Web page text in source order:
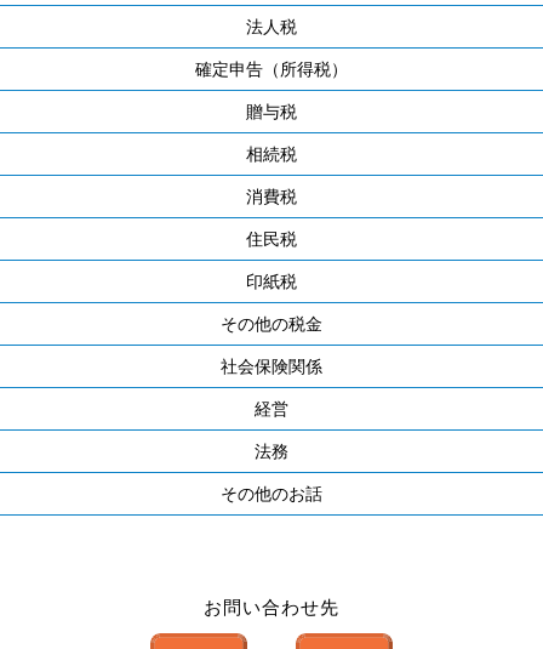
法人税
確定申告（所得税）
贈与税
相続税
消費税
住民税
印紙税
その他の税金
社会保険関係
経営
法務
その他のお話
お問い合わせ先